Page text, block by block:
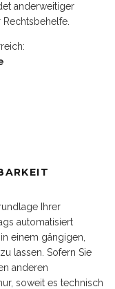
anderweitiger
Ihrer
automatisiert
einem gängigen,
lassen. Sofern Sie
anderen
soweit es technisch